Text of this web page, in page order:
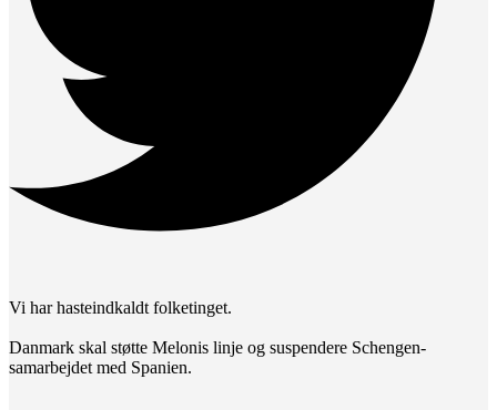
Vi har hasteindkaldt folketinget.
Danmark skal støtte Melonis linje og suspendere Schengen-
samarbejdet med Spanien.